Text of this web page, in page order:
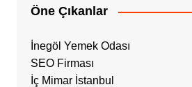
Öne Çıkanlar
İnegöl Yemek Odası
SEO Firması
İç Mimar İstanbul